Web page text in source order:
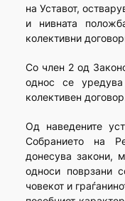
на Уставот,
и нивната
колективни
Со член 2 од
однос се
колективен
Од наведените
Собранието на
донесува закони,
односи поврзани
човекот и